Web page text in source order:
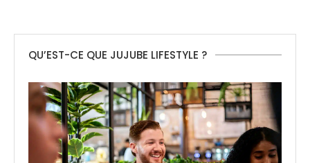
QU’EST-CE QUE JUJUBE LIFESTYLE ?